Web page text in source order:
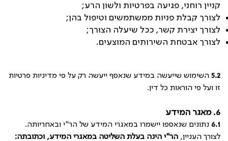
קניין רוחני, פגיעה בפרטיות ולשון הרע;
לצורך קבלת פניות ממשתמשים וטיפול בהן;
לצורך יצירת קשר, ככל שיעלה הצורך;
לצורך אבטחת השירותים המוצעים.
5.2 השימוש שייעשה במידע שנאסף ייעשה רק על פי מדיניות פרטיות
זו ועל פי הוראות כל דין.
6. מאגר המידע
6.1 נתונים שנאספו יישמרו במאגרי המידע של הר"י ובאחריותה.
לצורך העניין, הר"י הינה בעלת השליטה במאגרי המידע, וכתובתה: